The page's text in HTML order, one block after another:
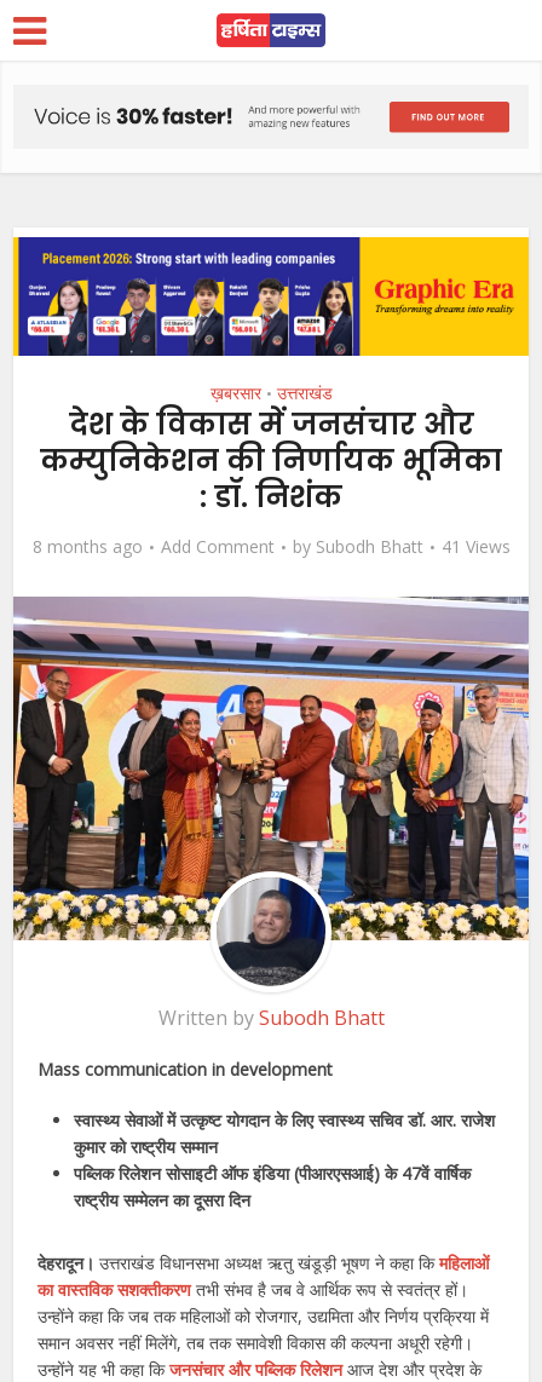
ख़बरसार • उत्तराखंड
देश के विकास में जनसंचार और
कम्युनिकेशन की निर्णायक भूमिका
: डॉ. निशंक
8 months ago Add Comment by Subodh Bhatt 41 Views
Written bySubodh Bhatt
Mass communication in development
स्वास्थ्य सेवाओं में उत्कृष्ट योगदान के लिए स्वास्थ्य सचिव डॉ. आर. राजेश
कुमार को राष्ट्रीय सम्मान
पब्लिक रिलेशन सोसाइटी ऑफ इंडिया (पीआरएसआई) के 47वें वार्षिक
राष्ट्रीय सम्मेलन का दूसरा दिन
देहरादून।उत्तराखंड विधानसभा अध्यक्ष ऋतु खंडूड़ी भूषण ने कहा किमहिलाओं
का वास्तविक सशक्तीकरणतभी संभव है जब वे आर्थिक रूप से स्वतंत्र हों।
उन्होंने कहा कि जब तक महिलाओं को रोजगार, उद्यमिता और निर्णय प्रक्रिया में
समान अवसर नहीं मिलेंगे, तब तक समावेशी विकास की कल्पना अधूरी रहेगी।
उन्होंने यह भी कहा किजनसंचार और पब्लिक रिलेशनआज देश और प्रदेश के